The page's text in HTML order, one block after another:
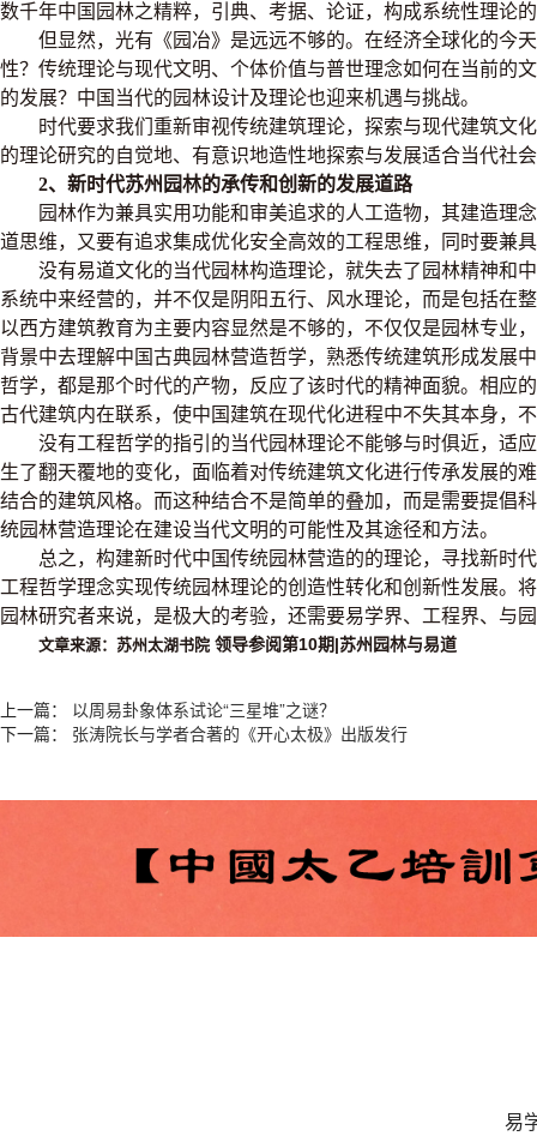
数千年中国园林之精粹，引典、考据、论证，构成系统性理论
但显然，光有《园冶》是远远不够的。在经济全球化的今
性？传统理论与现代文明、个体价值与普世理念如何在当前的
的发展？中国当代的园林设计及理论也迎来机遇与挑战。
时代要求我们重新审视传统建筑理论，探索与现代建筑文
的理论研究的自觉地、有意识地造性地探索与发展适合当代社
2、新时代苏州园林的承传和创新的发展道路
园林作为兼具实用功能和审美追求的人工造物，其建造理
道思维，又要有追求集成优化安全高效的工程思维，同时要兼
没有易道文化的当代园林构造理论，就失去了园林精神和
系统中来经营的，并不仅是阴阳五行、风水理论，而是包括在
以西方建筑教育为主要内容显然是不够的，不仅仅是园林专业
背景中去理解中国古典园林营造哲学，熟悉传统建筑形成发展
哲学，都是那个时代的产物，反应了该时代的精神面貌。相应
古代建筑内在联系，使中国建筑在现代化进程中不失其本身，
没有工程哲学的指引的当代园林理论不能够与时俱近，适
生了翻天覆地的变化，面临着对传统建筑文化进行传承发展的
结合的建筑风格。而这种结合不是简单的叠加，而是需要提倡
统园林营造理论在建设当代文明的可能性及其途径和方法。
总之，构建新时代中国传统园林营造的的理论，寻找新时
工程哲学理念实现传统园林理论的创造性转化和创新性发展。
园林研究者来说，是极大的考验，还需要易学界、工程界、与
文章来源：苏州太湖书院 领导参阅第10期|苏州园林与易道
上一篇： 以周易卦象体系试论“三星堆”之谜？
下一篇： 张涛院长与学者合著的《开心太极》出版发行
易